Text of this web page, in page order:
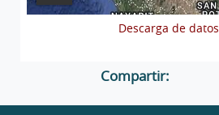
Descarga de datos
Compartir: